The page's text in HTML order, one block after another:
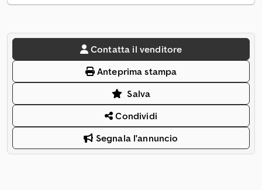
Contatta il venditore
Anteprima stampa
Salva
Condividi
Segnala l'annuncio